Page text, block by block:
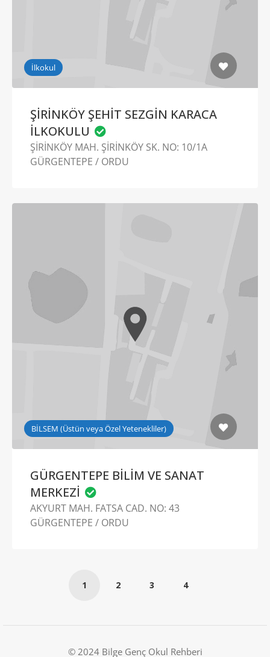
İlkokul
ŞİRİNKÖY ŞEHİT SEZGİN KARACA
İLKOKULU
ŞİRİNKÖY MAH. ŞİRİNKÖY SK. NO: 10/1A
GÜRGENTEPE / ORDU
BİLSEM (Üstün veya Özel Yetenekliler)
GÜRGENTEPE BİLİM VE SANAT
MERKEZİ
AKYURT MAH. FATSA CAD. NO: 43
GÜRGENTEPE / ORDU
1 2 3 4
© 2024 Bilge Genç Okul Rehberi